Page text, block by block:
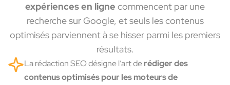
expériences en ligne commencent par une
recherche sur Google, et seuls les contenus
optimisés parviennent à se hisser parmi les premiers
résultats.
La rédaction SEO désigne l’art derédiger des
contenus optimisés pour les moteurs de